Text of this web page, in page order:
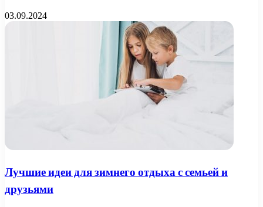
03.09.2024
Лучшие идеи для зимнего отдыха с семьей и
друзьями